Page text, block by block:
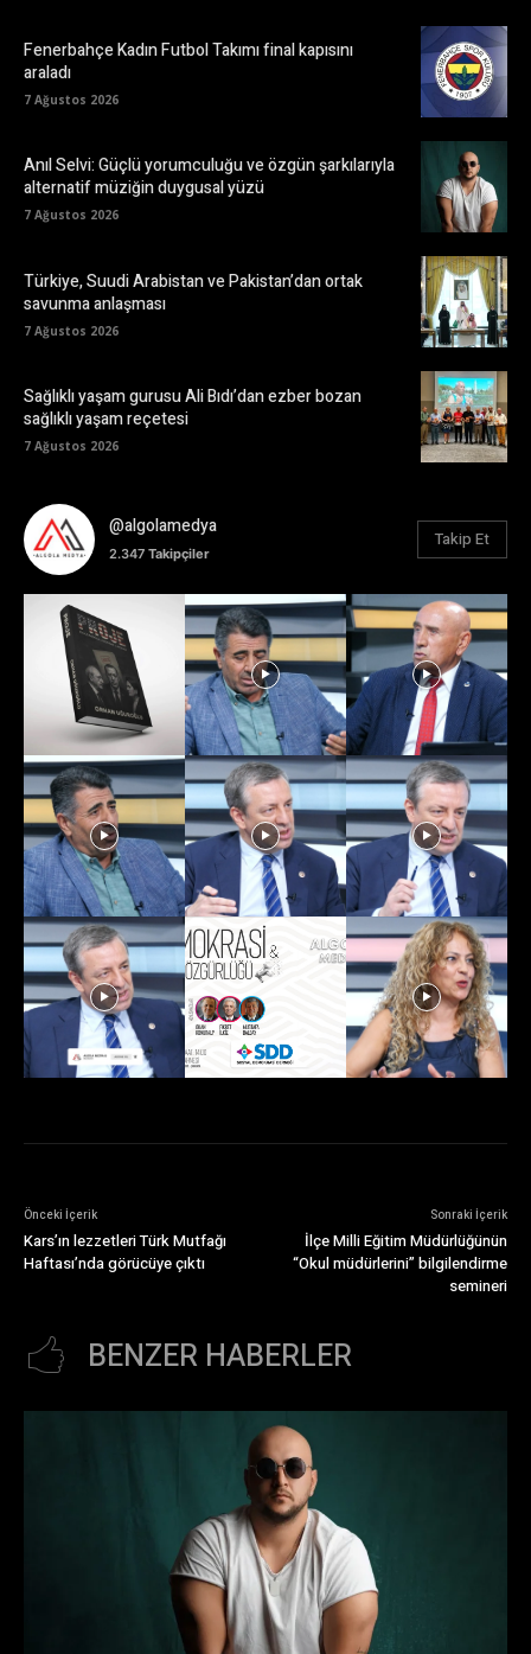
Fenerbahçe Kadın Futbol Takımı final kapısını
araladı
7 Ağustos 2026
Anıl Selvi: Güçlü yorumculuğu ve özgün şarkılarıyla
alternatif müziğin duygusal yüzü
7 Ağustos 2026
Türkiye, Suudi Arabistan ve Pakistan’dan ortak
savunma anlaşması
7 Ağustos 2026
Sağlıklı yaşam gurusu Ali Bıdı’dan ezber bozan
sağlıklı yaşam reçetesi
7 Ağustos 2026
@algolamedya
2.347 Takipçiler
Takip Et
Önceki İçerik
Kars’ın lezzetleri Türk Mutfağı
Haftası’nda görücüye çıktı
Sonraki İçerik
İlçe Milli Eğitim Müdürlüğünün
“Okul müdürlerini” bilgilendirme
semineri
BENZER HABERLER